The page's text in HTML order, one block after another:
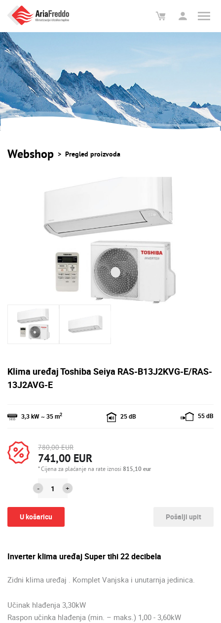
Webshop Pregled proizvoda
Klima uređaj Toshiba Seiya RAS-B13J2KVG-E/RAS-
13J2AVG-E
3,3 kW ~ 35 m2 25 dB 55 dB
780,00 EUR
741,00 EUR
* Cijena za plaćanje na rate iznosi 815,10eur
- +
U košaricu Pošalji upit
Inverter klima uređajSuper tihi 22 decibela
Zidni klima uređaj . Komplet Vanjska i unutarnja jedinica.
Učinak hlađenja 3,30kW
Raspon učinka hlađenja (min. – maks.) 1,00 - 3,60kW